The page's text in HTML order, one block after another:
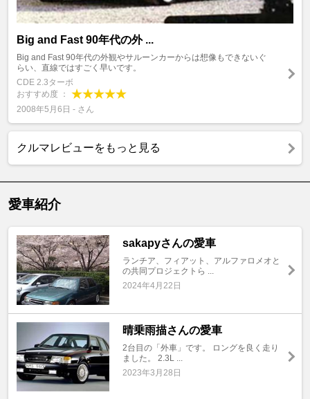
Big and Fast 90年代の外 ...
Big and Fast 90年代の外観やサルーンカーからは想像もできないぐ
らい、直線ではすごく早いです。
CDE 2.3ターボ
おすすめ度 ：
2008年5月6日 - さん
クルマレビューをもっと見る
愛車紹介
sakapyさんの愛車
ランチア、フィアット、アルファロメオと
の共同プロジェクトら ...
2024年4月22日
晴乗雨描さんの愛車
2台目の「外車」です。 ロングを良く走り
ました。 2.3L ...
2023年3月28日